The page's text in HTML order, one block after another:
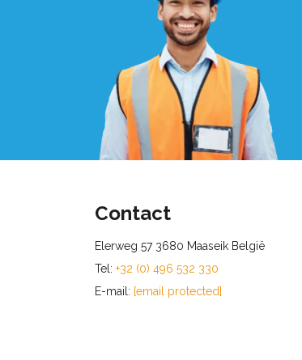
Contact
Elerweg 57 3680 Maaseik België
Tel: +32 (0) 496 532 330
E-mail: [email protected]